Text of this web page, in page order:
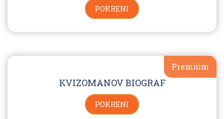
POKRENI
Premium
KVIZOMANOV BIOGRAF
POKRENI